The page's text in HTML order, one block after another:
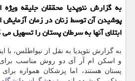
به گزارش نئوپدیا محققان جلیقه
پوشیدن آن توسط زنان در زمان آزمایش
ابتلای آنها به سرطان پستان را تسهیل
به گزارش نئوپدیا به نقل از نیواطلس، با
و اسكن ام آر آی دو روش مناسب
پستان هستند، اما پزشكان همواره